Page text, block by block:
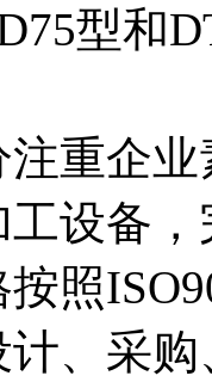
型和
企业
设备
照
、采